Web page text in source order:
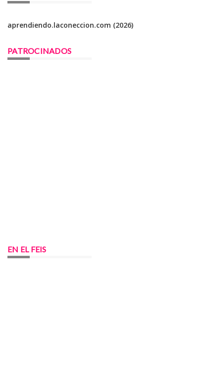
aprendiendo.laconeccion.com (2026)
PATROCINADOS
EN EL FEIS